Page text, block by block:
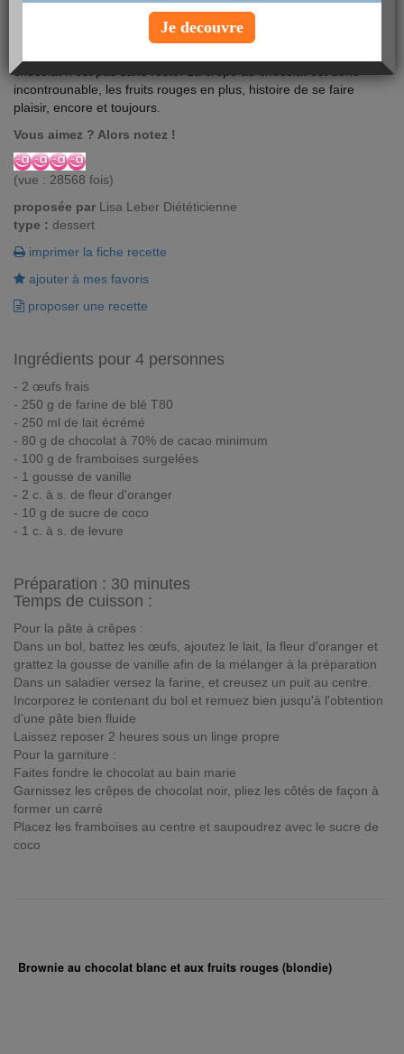
chocolat n'est pas sans reste. La crêpe au chocolat est donc
incontrounable, les fruits rouges en plus, histoire de se faire
plaisir, encore et toujours.
Vous aimez ? Alors notez !
(vue : 28568 fois)
proposée par Lisa Leber Diététicienne
type : dessert
imprimer la fiche recette
ajouter à mes favoris
proposer une recette
Ingrédients pour 4 personnes
- 2 œufs frais
- 250 g de farine de blé T80
- 250 ml de lait écrémé
- 80 g de chocolat à 70% de cacao minimum
- 100 g de framboises surgelées
- 1 gousse de vanille
- 2 c. à s. de fleur d'oranger
- 10 g de sucre de coco
- 1 c. à s. de levure
Préparation : 30 minutes
Temps de cuisson :
Pour la pâte à crêpes :
Dans un bol, battez les œufs, ajoutez le lait, la fleur d'oranger et
grattez la gousse de vanille afin de la mélanger à la préparation
Dans un saladier versez la farine, et creusez un puit au centre.
Incorporez le contenant du bol et remuez bien jusqu'à l'obtention
d'une pâte bien fluide
Laissez reposer 2 heures sous un linge propre
Pour la garniture :
Faites fondre le chocolat au bain marie
Garnissez les crêpes de chocolat noir, pliez les côtés de façon à
former un carré
Placez les framboises au centre et saupoudrez avec le sucre de
coco
Brownie au chocolat blanc et aux fruits rouges (blondie)
Je decouvre